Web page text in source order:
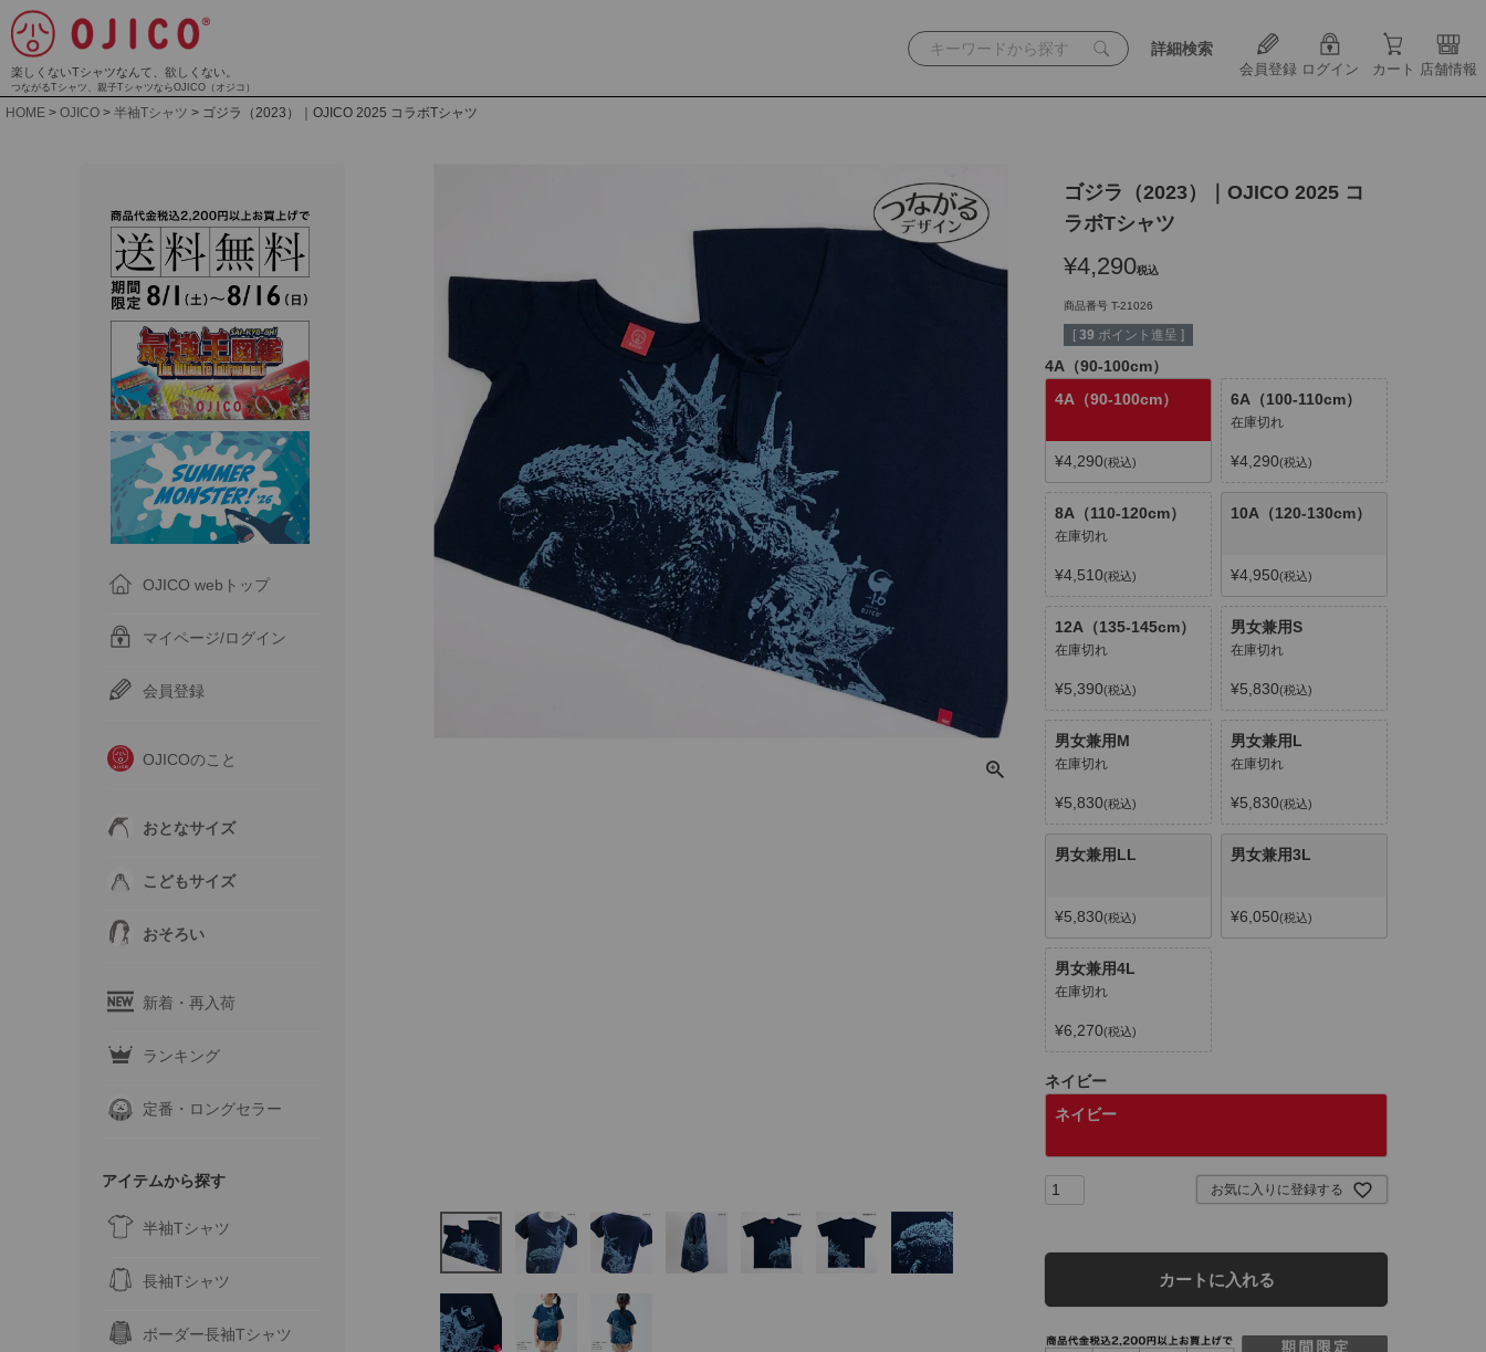
楽しくないTシャツなんて、欲しくない。
つながるTシャツ、親子TシャツならOJICO（オジコ）
詳細検索
会員登録 ログイン カート 店舗情報
HOME OJICO 半袖Tシャツ ゴジラ（2023）｜OJICO 2025 コラボTシャツ
OJICO webトップ
マイページ/ログイン
会員登録
OJICOのこと
おとなサイズ
こどもサイズ
おそろい
新着・再入荷
ランキング
定番・ロングセラー
アイテムから探す
半袖Tシャツ
長袖Tシャツ
ボーダー長袖Tシャツ
ゴジラ（2023）｜OJICO 2025 コ
ラボTシャツ
¥4,290税込
商品番号 T-21026
[ 39 ポイント進呈 ]
4A（90-100cm）
4A（90-100cm）
¥4,290 税込
6A（100-110cm）
在庫切れ
¥4,290 税込
8A（110-120cm）
在庫切れ
¥4,510 税込
10A（120-130cm）
¥4,950 税込
12A（135-145cm）
在庫切れ
¥5,390 税込
男女兼用S
在庫切れ
¥5,830 税込
男女兼用M
在庫切れ
¥5,830 税込
男女兼用L
在庫切れ
¥5,830 税込
男女兼用LL
¥5,830 税込
男女兼用3L
¥6,050 税込
男女兼用4L
在庫切れ
¥6,270 税込
ネイビー
ネイビー
お気に入りに登録する
カートに入れる